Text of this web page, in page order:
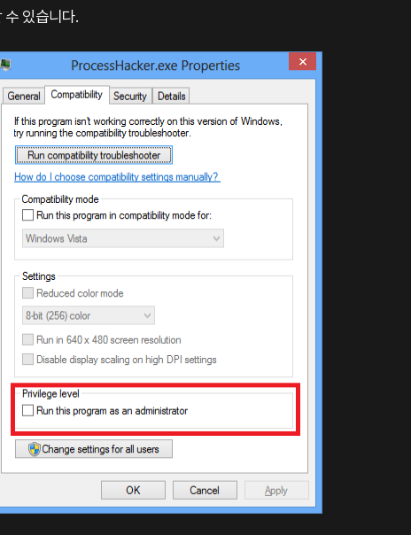
수 있습니다.